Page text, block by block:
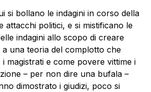
si bollano le indagini in corso della
attacchi politici, e si mistificano le
indagini allo scopo di creare
una teoria del complotto che
magistrati e come povere vittime i
– per non dire una bufala –
dimostrato i giudizi, poco si